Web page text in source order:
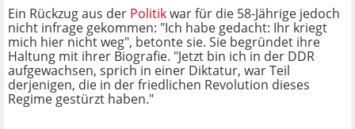
Ein Rückzug aus der Politikwar für die 58-Jährige jedoch
nicht infrage gekommen: "Ich habe gedacht: Ihr kriegt
mich hier nicht weg", betonte sie. Sie begründet ihre
Haltung mit ihrer Biografie. "Jetzt bin ich in der DDR
aufgewachsen, sprich in einer Diktatur, war Teil
derjenigen, die in der friedlichen Revolution dieses
Regime gestürzt haben."